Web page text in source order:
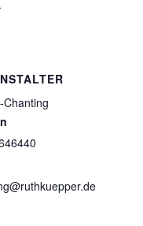
Chanting